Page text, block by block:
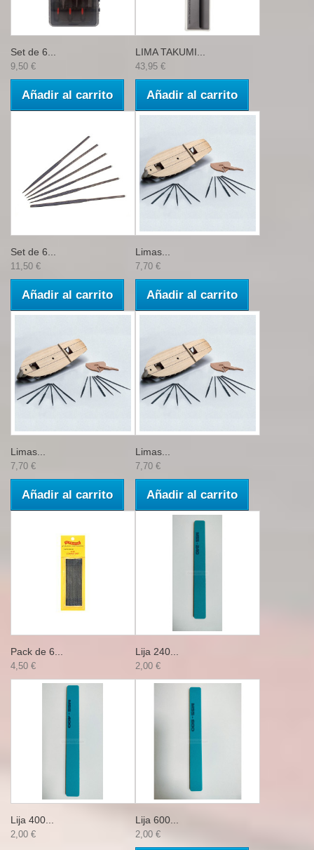
Set de 6...
9,50 €
Añadir al carrito
LIMA TAKUMI...
43,95 €
Añadir al carrito
Set de 6...
11,50 €
Añadir al carrito
Limas...
7,70 €
Añadir al carrito
Limas...
7,70 €
Añadir al carrito
Limas...
7,70 €
Añadir al carrito
Pack de 6...
4,50 €
Lija 240...
2,00 €
Lija 400...
2,00 €
Lija 600...
2,00 €